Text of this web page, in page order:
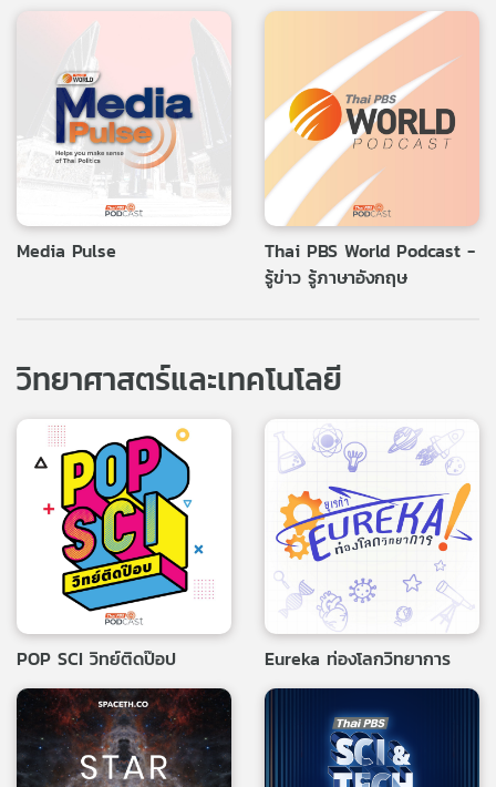
Media Pulse
Thai PBS World Podcast -
รู้ข่าว รู้ภาษาอังกฤษ
วิทยาศาสตร์และเทคโนโลยี
POP SCI วิทย์ติดป๊อป Eureka ท่องโลกวิทยาการ